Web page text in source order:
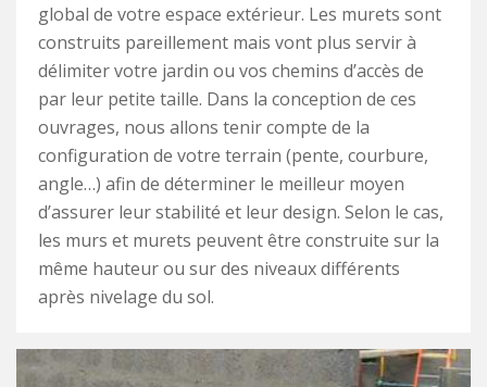
global de votre espace extérieur. Les murets sont
construits pareillement mais vont plus servir à
délimiter votre jardin ou vos chemins d’accès de
par leur petite taille. Dans la conception de ces
ouvrages, nous allons tenir compte de la
configuration de votre terrain (pente, courbure,
angle…) afin de déterminer le meilleur moyen
d’assurer leur stabilité et leur design. Selon le cas,
les murs et murets peuvent être construite sur la
même hauteur ou sur des niveaux différents
après nivelage du sol.